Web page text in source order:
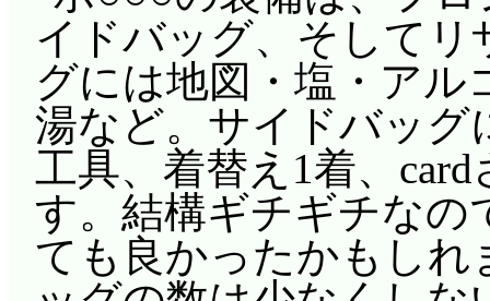
イドバッグ、そして
グには地図・塩・アル
湯など。サイドバッグ
工具、着替え1着、
す。結構ギチギチなの
ても良かったかもしれ